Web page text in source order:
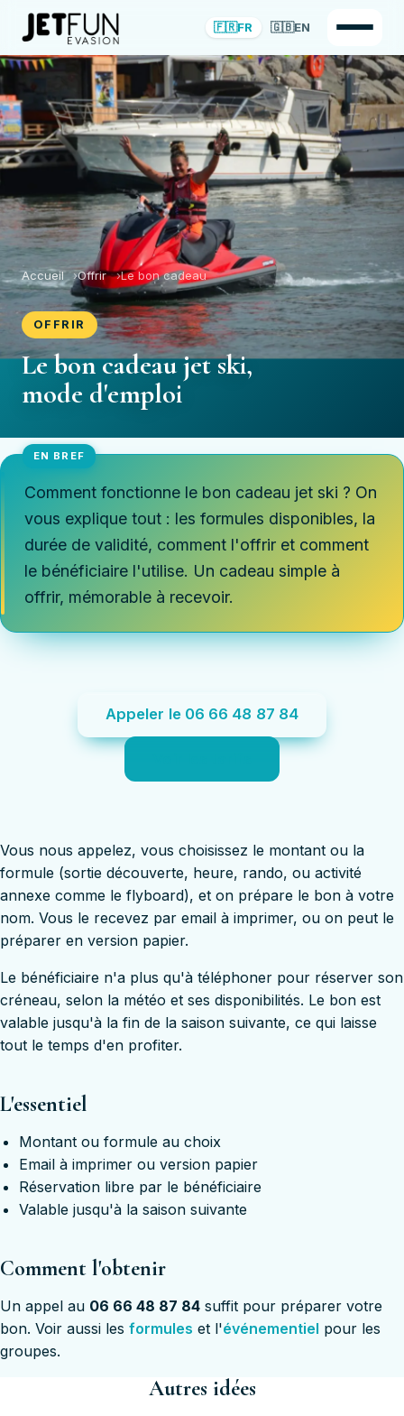
🇫🇷FR 🇬🇧EN
Accueil Offrir Le bon cadeau
OFFRIR
Le bon cadeau jet ski,
mode d'emploi
Comment fonctionne le bon cadeau jet ski ? On
vous explique tout : les formules disponibles, la
durée de validité, comment l'offrir et comment
le bénéficiaire l'utilise. Un cadeau simple à
offrir, mémorable à recevoir.
Appeler le 06 66 48 87 84
Vous nous appelez, vous choisissez le montant ou la
formule (sortie découverte, heure, rando, ou activité
annexe comme le flyboard), et on prépare le bon à votre
nom. Vous le recevez par email à imprimer, ou on peut le
préparer en version papier.
Le bénéficiaire n'a plus qu'à téléphoner pour réserver son
créneau, selon la météo et ses disponibilités. Le bon est
valable jusqu'à la fin de la saison suivante, ce qui laisse
tout le temps d'en profiter.
L'essentiel
Montant ou formule au choix
Email à imprimer ou version papier
Réservation libre par le bénéficiaire
Valable jusqu'à la saison suivante
Comment l'obtenir
Un appel au 06 66 48 87 84 suffit pour préparer votre
bon. Voir aussi les formules et l'événementiel pour les
groupes.
Autres idées